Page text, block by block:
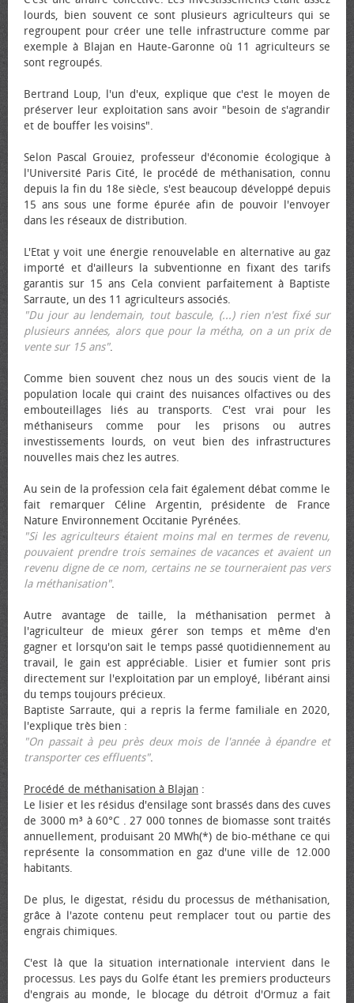
lourds, bien souvent ce sont plusieurs agriculteurs qui se
regroupent pour créer une telle infrastructure comme par
exemple à Blajan en Haute-Garonne où 11 agriculteurs se
sont regroupés.
Bertrand Loup, l'un d'eux, explique que c'est le moyen de
préserver leur exploitation sans avoir "besoin de s'agrandir
et de bouffer les voisins".
Selon Pascal Grouiez, professeur d'économie écologique à
l'Université Paris Cité, le procédé de méthanisation, connu
depuis la fin du 18e siècle, s'est beaucoup développé depuis
15 ans sous une forme épurée afin de pouvoir l'envoyer
dans les réseaux de distribution.
L'Etat y voit une énergie renouvelable en alternative au gaz
importé et d'ailleurs la subventionne en fixant des tarifs
garantis sur 15 ans Cela convient parfaitement à Baptiste
Sarraute, un des 11 agriculteurs associés.
"Du jour au lendemain, tout bascule, (...) rien n'est fixé sur
plusieurs années, alors que pour la métha, on a un prix de
vente sur 15 ans".
Comme bien souvent chez nous un des soucis vient de la
population locale qui craint des nuisances olfactives ou des
embouteillages liés au transports. C'est vrai pour les
méthaniseurs comme pour les prisons ou autres
investissements lourds, on veut bien des infrastructures
nouvelles mais chez les autres.
Au sein de la profession cela fait également débat comme le
fait remarquer Céline Argentin, présidente de France
Nature Environnement Occitanie Pyrénées.
"Si les agriculteurs étaient moins mal en termes de revenu,
pouvaient prendre trois semaines de vacances et avaient un
revenu digne de ce nom, certains ne se tourneraient pas vers
la méthanisation".
Autre avantage de taille, la méthanisation permet à
l'agriculteur de mieux gérer son temps et même d'en
gagner et lorsqu'on sait le temps passé quotidiennement au
travail, le gain est appréciable. Lisier et fumier sont pris
directement sur l'exploitation par un employé, libérant ainsi
du temps toujours précieux.
Baptiste Sarraute, qui a repris la ferme familiale en 2020,
l'explique très bien :
"On passait à peu près deux mois de l'année à épandre et
transporter ces effluents".
Procédé de méthanisation à Blajan :
Le lisier et les résidus d'ensilage sont brassés dans des cuves
de 3000 m³ à 60°C . 27 000 tonnes de biomasse sont traités
annuellement, produisant 20 MWh(*) de bio-méthane ce qui
représente la consommation en gaz d'une ville de 12.000
habitants.
De plus, le digestat, résidu du processus de méthanisation,
grâce à l'azote contenu peut remplacer tout ou partie des
engrais chimiques.
C'est là que la situation internationale intervient dans le
processus. Les pays du Golfe étant les premiers producteurs
d'engrais au monde, le blocage du détroit d'Ormuz a fait